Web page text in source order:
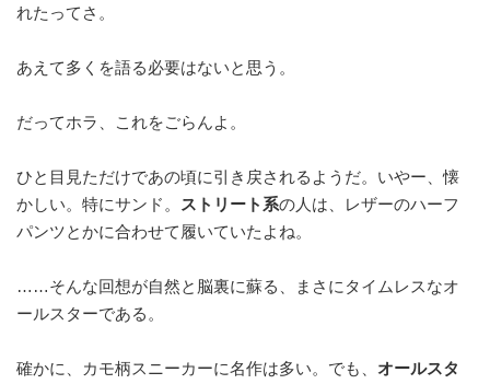
れたってさ。
あえて多くを語る必要はないと思う。
だってホラ、これをごらんよ。
ひと目見ただけであの頃に引き戻されるようだ。いやー、懐
かしい。特にサンド。
ストリート系の人は、レザーのハーフ
パンツとかに合わせて履いていたよね。
……そんな回想が自然と脳裏に蘇る、まさにタイムレスなオ
ールスターである。
確かに、カモ柄スニーカーに名作は多い。でも、 オールスタ